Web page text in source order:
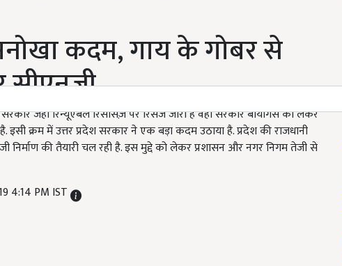
कदम, गाय के गोबर से
जहां रिन्यूएबल रिसोर्सेज़ पर रिर्सज जारी है वहीं सरकार बायोगैस को लेकर
इसी क्रम में उत्तर प्रदेश सरकार ने एक बड़ा कदम उठाया है. प्रदेश की राजधानी
की तैयारी चल रही है. इस मुद्दे को लेकर प्रशासन और नगर निगम तेजी से
4:14 PM IST